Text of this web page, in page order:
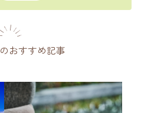
のおすすめ記事